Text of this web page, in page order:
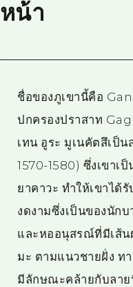
หน้า
ชื่อของภูเขานี้คือ
ปกครองปราสาท
เทน อูระ มูเนคัตสึเป็
1570-1580) ซึ่งเขาเ
ยาคาวะ ทำให้เขาได้
งดงามซึ่งเป็นของนัก
และหออนุสรณ์ที่มีเส้น
มะ ตามแนวชายฝั่ง ท
มีลักษณะคล้ายกับลาย